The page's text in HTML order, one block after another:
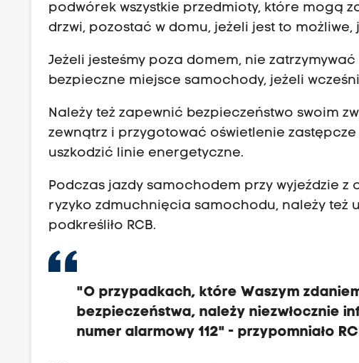
podwórek wszystkie przedmioty, które mogą
drzwi, pozostać w domu, jeżeli jest to
Jeżeli jesteśmy poza domem, nie
bezpieczne miejsce samochody, jeżeli
Należy też zapewnić bezpieczeństwo swoim
zewnątrz i przygotować oświetlenie
uszkodzić linie energetyczne.
Podczas jazdy samochodem przy wyjeździe
ryzyko zdmuchnięcia samochodu, należy też
podkreśliło RCB.
"O przypadkach, które Waszym
bezpieczeństwa, należy niezwłocznie
numer alarmowy 112" - przypomniało